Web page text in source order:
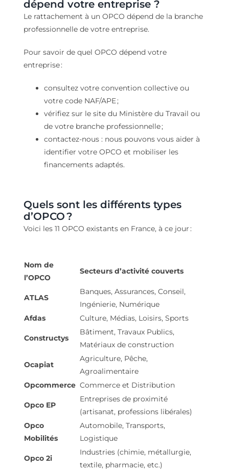
dépendvotre entreprise ?
Le rattachement à un OPCO dépend de la branche
professionnelle de votre entreprise.
Pour savoir de quel OPCO dépend votre
entreprise :
consultez votre convention collective ou
votre code NAF/APE ;
vérifiez sur le site du Ministère du Travail ou
de votre branche professionnelle ;
contactez-nous : nous pouvons vous aider à
identifier votre OPCO et mobiliser les
financements adaptés.
Quels sont les différents types
d’OPCO ?
Voici les 11 OPCO existants en France, à ce jour :
Nom de
l’OPCO
Secteurs d’activité couverts
ATLAS
Banques, Assurances, Conseil,
Ingénierie, Numérique
Afdas
Culture, Médias, Loisirs, Sports
Constructys
Bâtiment, Travaux Publics,
Matériaux de construction
Ocapiat
Agriculture, Pêche,
Agroalimentaire
Opcommerce Commerce et Distribution
Opco EP
Entreprises de proximité
(artisanat, professions libérales)
Opco
Mobilités
Automobile, Transports,
Logistique
Opco 2i
Industries (chimie, métallurgie,
textile, pharmacie, etc.)